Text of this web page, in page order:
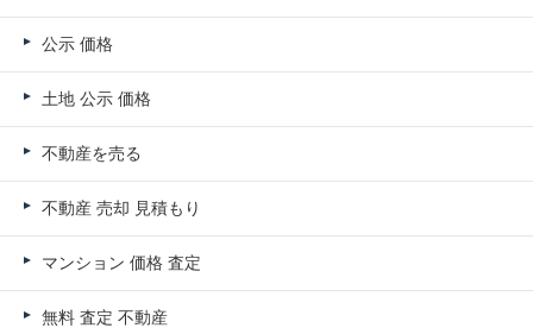
公示 価格
土地 公示 価格
不動産を売る
不動産 売却 見積もり
マンション 価格 査定
無料 査定 不動産